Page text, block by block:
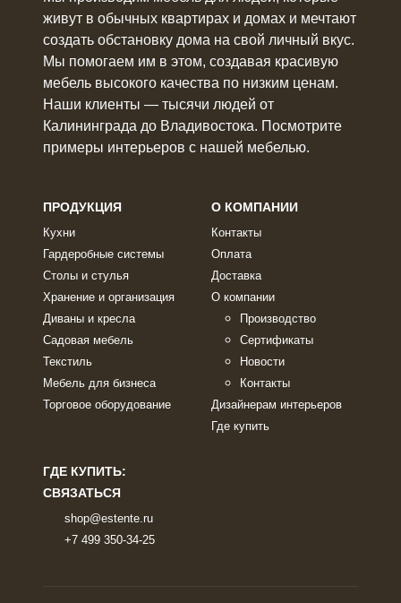
живут в обычных квартирах и домах и мечтают
создать обстановку дома на свой личный вкус.
Мы помогаем им в этом, создавая красивую
мебель высокого качества по низким ценам.
Наши клиенты ― тысячи людей от
Калининграда до Владивостока. Посмотрите
примеры интерьеров с нашей мебелью.
ПРОДУКЦИЯ
Кухни
Гардеробные системы
Столы и стулья
Хранение и организация
Диваны и кресла
Садовая мебель
Текстиль
Мебель для бизнеса
Торговое оборудование
О КОМПАНИИ
Контакты
Оплата
Доставка
О компании
Производство
Сертификаты
Новости
Контакты
Дизайнерам интерьеров
Где купить
ГДЕ КУПИТЬ:
СВЯЗАТЬСЯ
shop@estente.ru
+7 499 350-34-25